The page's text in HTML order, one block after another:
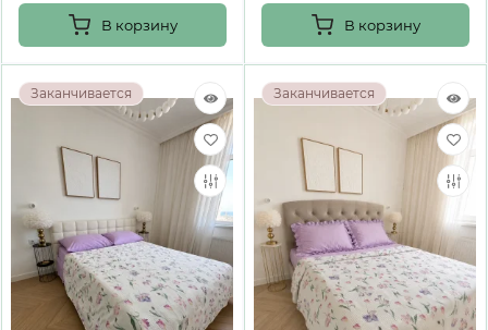
В корзину В корзину
Заканчивается Заканчивается